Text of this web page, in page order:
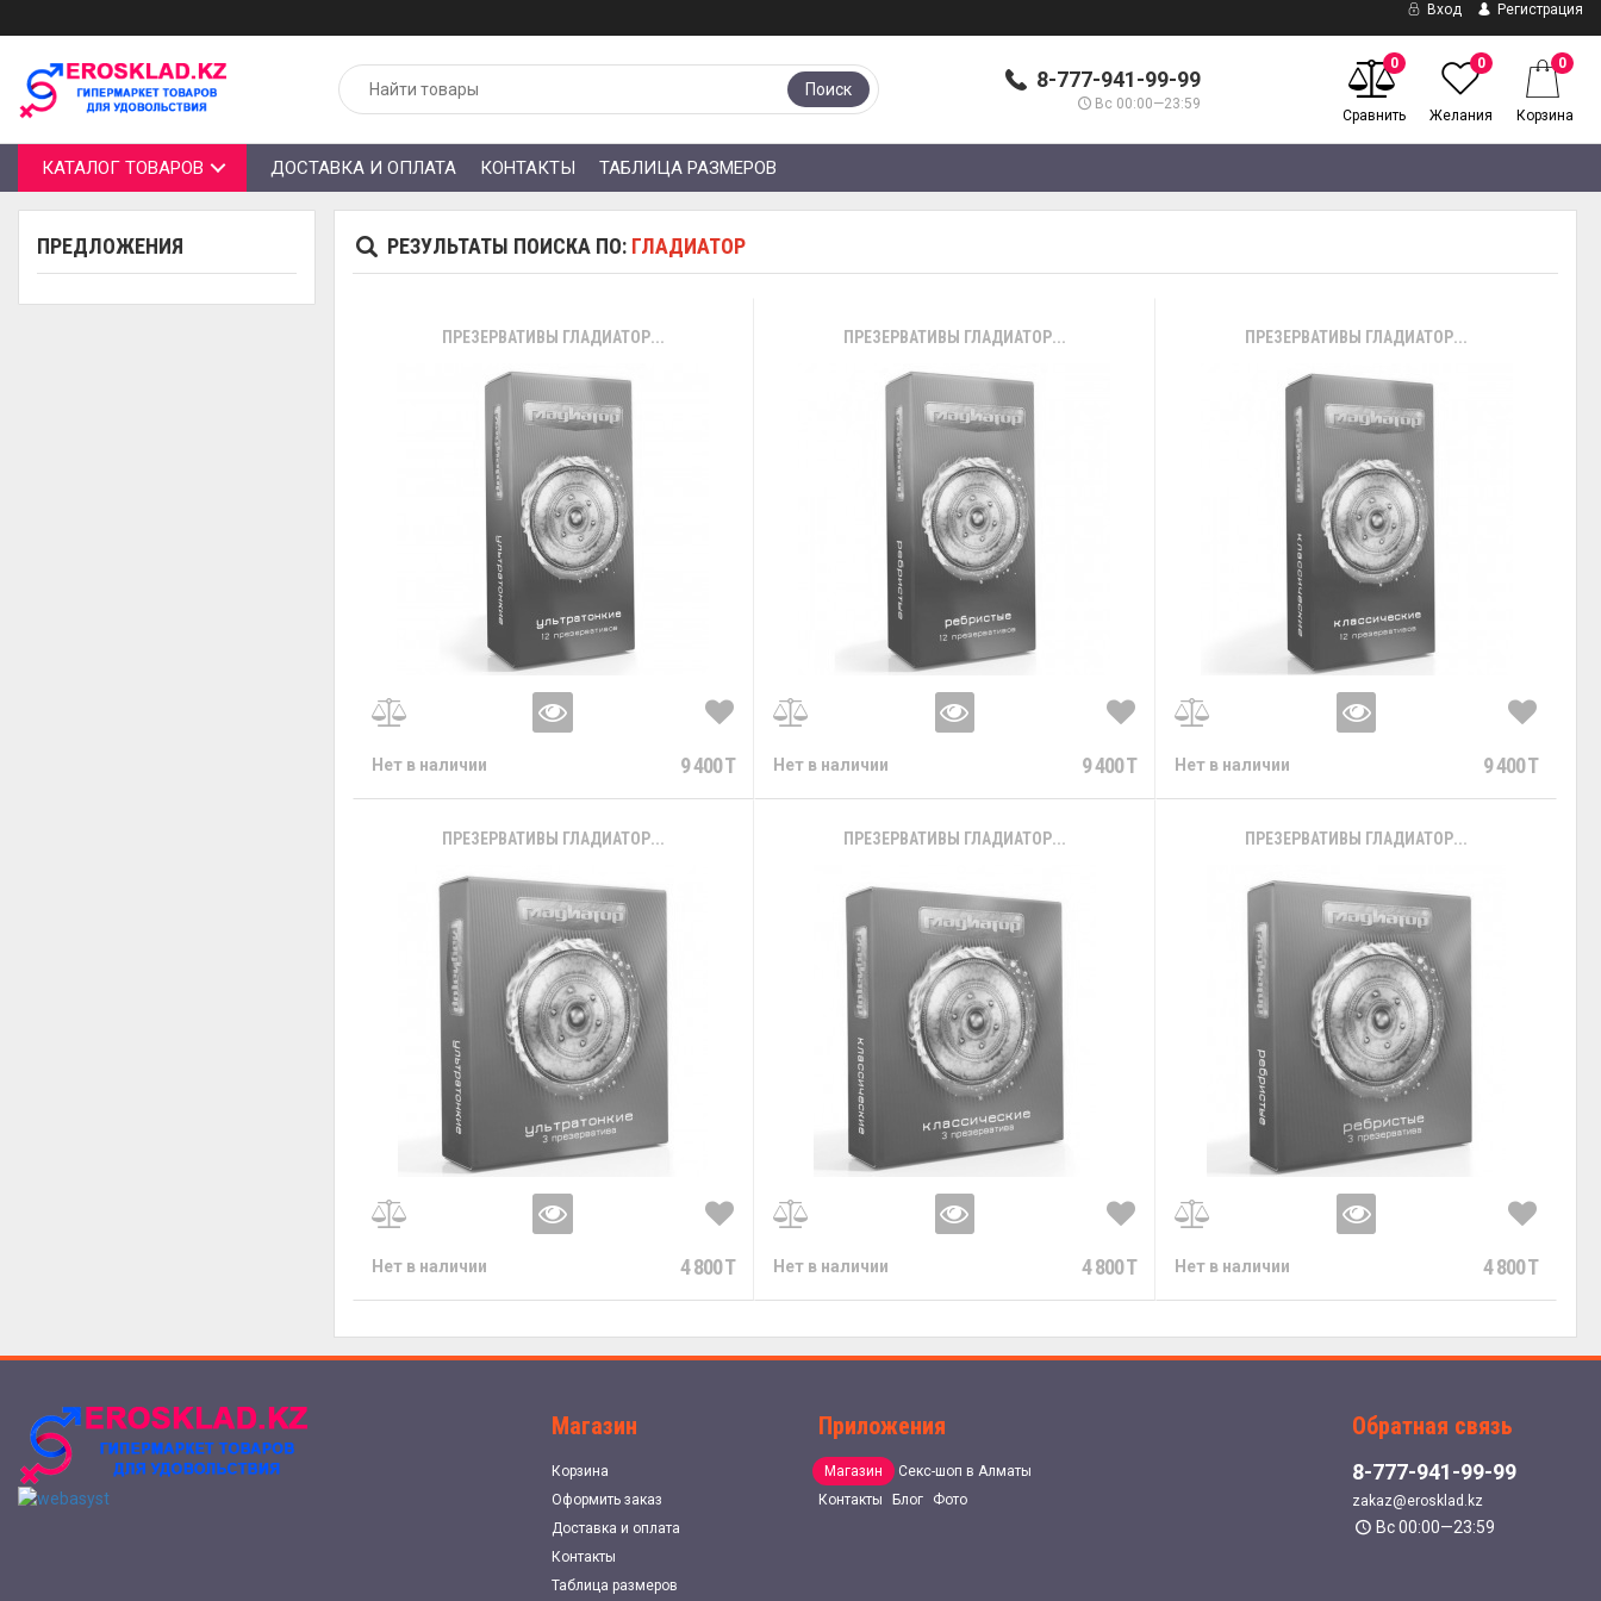
Вход Регистрация
8-777-941-99-99
Вс 00:00—23:59
Поиск
0
Сравнить
0
Желания
0
Корзина
КАТАЛОГ ТОВАРОВ ДОСТАВКА И ОПЛАТА КОНТАКТЫ ТАБЛИЦА РАЗМЕРОВ
ПРЕДЛОЖЕНИЯ РЕЗУЛЬТАТЫ ПОИСКА ПО: ГЛАДИАТОР
ПРЕЗЕРВАТИВЫ ГЛАДИАТОР...
Нет в наличии 9 400 T
ПРЕЗЕРВАТИВЫ ГЛАДИАТОР...
Нет в наличии 9 400 T
ПРЕЗЕРВАТИВЫ ГЛАДИАТОР...
Нет в наличии 9 400 T
ПРЕЗЕРВАТИВЫ ГЛАДИАТОР...
Нет в наличии 4 800 T
ПРЕЗЕРВАТИВЫ ГЛАДИАТОР...
Нет в наличии 4 800 T
ПРЕЗЕРВАТИВЫ ГЛАДИАТОР...
Нет в наличии 4 800 T
Магазин
Корзина
Оформить заказ
Доставка и оплата
Контакты
Таблица размеров
Приложения
Магазин
Секс-шоп в Алматы
Контакты
Блог Фото
Обратная связь
8-777-941-99-99
zakaz@erosklad.kz
Вс 00:00—23:59